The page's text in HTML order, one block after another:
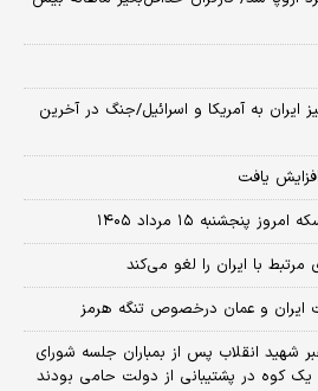
ایران به آمریکا و اسرائیل/جنگ در آخرین
۱۵ مرداد ۱۴۰۵
مرتبط با ایران را لغو می‌کند
ایران و عمان درخصوص تنگه هرمز
شهید انقلاب پس از بمباران جلسه شورای
یک کوه در پشتیبانی از دولت حامی بودند